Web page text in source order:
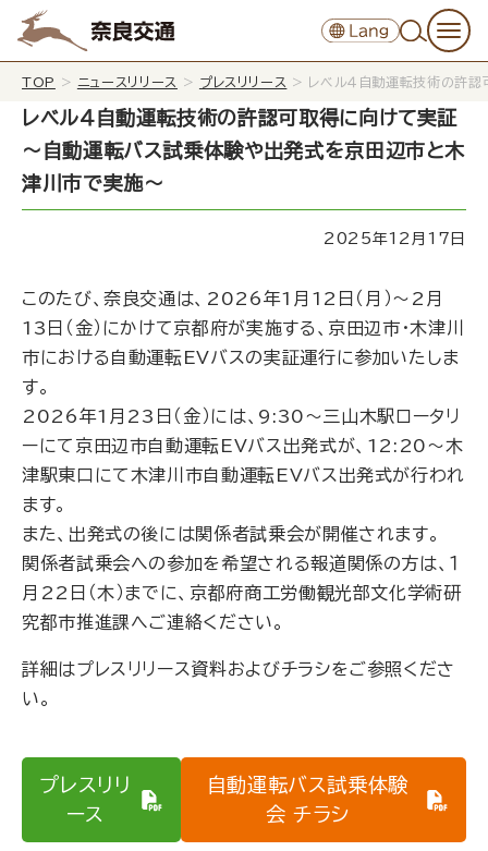
TOP > ニュースリリース > プレスリリース > レベル４自動運転技術の許
レベル４自動運転技術の許認可取得に向けて実証
～自動運転バス試乗体験や出発式を京田辺市と木
津川市で実施～
2025年12月17日
このたび、奈良交通は、2026年1月12日（月）～2月
13日（金）にかけて京都府が実施する、京田辺市・木津川
市における自動運転EVバスの実証運行に参加いたしま
す。
2026年1月23日（金）には、9:30～三山木駅ロータリ
ーにて京田辺市自動運転EVバス出発式が、12:20～木
津駅東口にて木津川市自動運転EVバス出発式が行われ
ます。
また、出発式の後には関係者試乗会が開催されます。
関係者試乗会への参加を希望される報道関係の方は、１
月22日（木）までに、京都府商工労働観光部文化学術研
究都市推進課へご連絡ください。
詳細はプレスリリース資料およびチラシをご参照くださ
い。
プレスリリ
ース
自動運転バス試乗体験
会 チラシ